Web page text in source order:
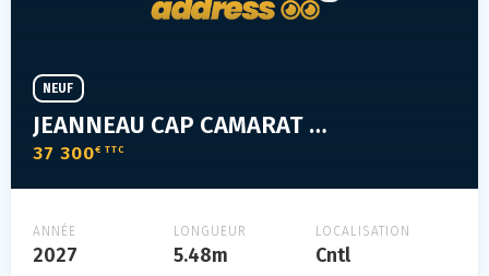
JEANNEAU CAP CAMARAT 5.5 WA SERIE²
37 300€ TTC
NEUF
ANNÉE
2027
LONGUEUR
5.48m
LOCALISATION
Cntl